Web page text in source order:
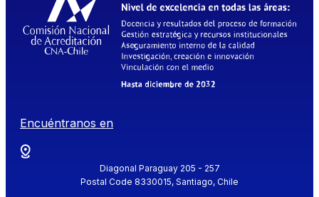
Encuéntranos en
Diagonal Paraguay 205 - 257
Postal Code 8330015, Santiago, Chile